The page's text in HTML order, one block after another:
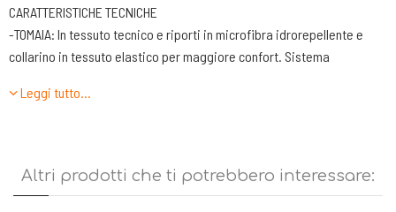
CARATTERISTICHE TECNICHE
-TOMAIA: In tessuto tecnico e riporti in microfibra idrorepellente e
collarino in tessuto elastico per maggiore confort. Sistema
protezione in PU tech nella parte esterna per maggior leggerezza e
precisione, avvolgimento, comfort e sinergia tra piede e tomaia.
-FODERA. In tessuto 37.5® laminata con tecnologia HDry® per massima
Leggi tutto…
Altri prodotti che ti potrebbero interessare: